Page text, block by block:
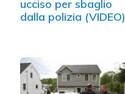
ucciso per sbaglio
dalla polizia (VIDEO)